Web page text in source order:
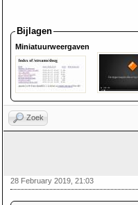
Bijlagen
Miniatuurweergaven
Zoek
28 February 2019, 21:03